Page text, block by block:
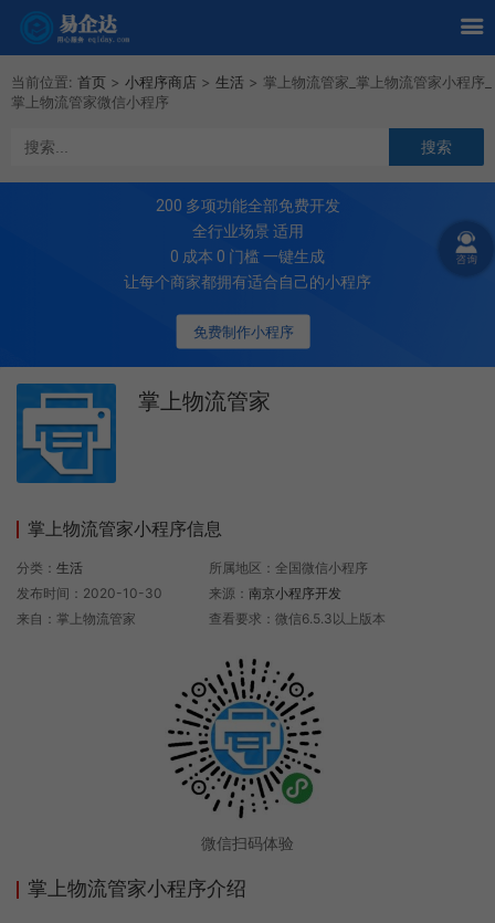
当前位置: 首页 > 小程序商店 > 生活 > 掌上物流管家_掌上物流管家小程序_
掌上物流管家微信小程序
免费制作小程序
200 多项功能全部免费开发
全行业场景 适用
0 成本 0 门槛 一键生成
让每个商家都拥有适合自己的小程序
掌上物流管家
掌上物流管家小程序信息
分类： 生活
发布时间：2020-10-30
来自：掌上物流管家
所属地区：全国微信小程序
来源： 南京小程序开发
查看要求：微信6.5.3以上版本
微信扫码体验
掌上物流管家小程序介绍